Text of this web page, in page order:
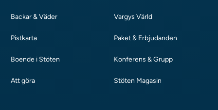
Backar & Väder
Pistkarta
Boende i Stöten
Att göra
Vargys Värld
Paket & Erbjudanden
Konferens & Grupp
Stöten Magasin